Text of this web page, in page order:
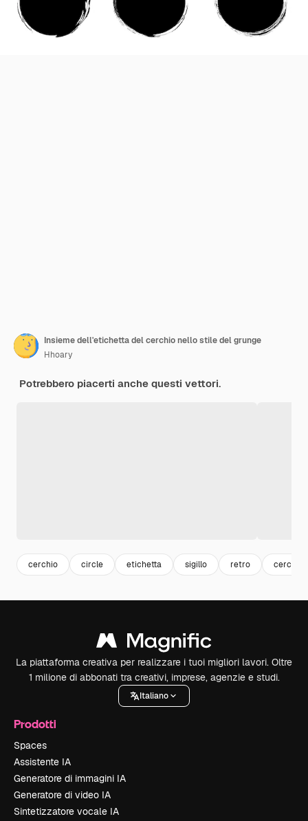
Insieme dell'etichetta del cerchio nello stile del grunge
Hhoary
Potrebbero piacerti anche questi vettori.
cerchio circle etichetta sigillo retro cerchio
La piattaforma creativa per realizzare i tuoi migliori lavori. Oltre
1 milione di abbonati tra creativi, imprese, agenzie e studi.
Italiano
Prodotti
Spaces
Assistente IA
Generatore di immagini IA
Generatore di video IA
Sintetizzatore vocale IA